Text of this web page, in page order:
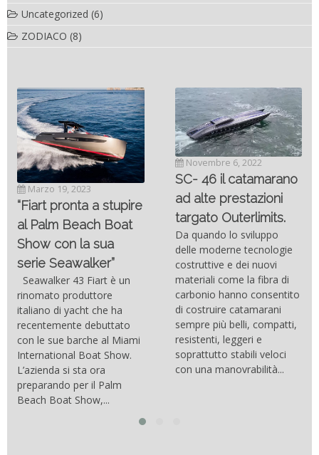
Uncategorized (6)
ZODIACO (8)
Marzo 19, 2023
“Fiart pronta a stupire
al Palm Beach Boat
Show con la sua
serie Seawalker”
Seawalker 43 Fiart è un
rinomato produttore
italiano di yacht che ha
recentemente debuttato
con le sue barche al Miami
International Boat Show.
L’azienda si sta ora
preparando per il Palm
Beach Boat Show,...
Novembre 6, 2022
SC- 46 il catamarano
ad alte prestazioni
targato Outerlimits.
Da quando lo sviluppo
delle moderne tecnologie
costruttive e dei nuovi
materiali come la fibra di
carbonio hanno consentito
di costruire catamarani
sempre più belli, compatti,
resistenti, leggeri e
soprattutto stabili veloci
con una manovrabilità...